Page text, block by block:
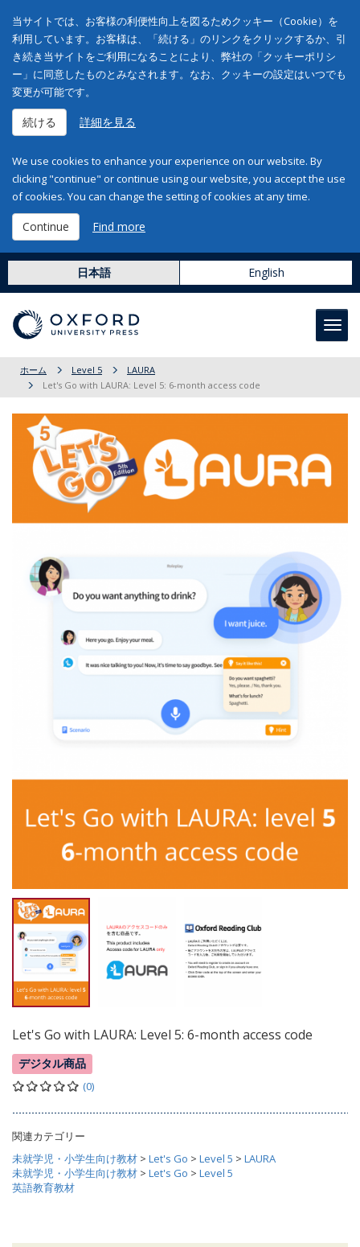
当サイトでは、お客様の利便性向上を図るためクッキー（Cookie）を
利用しています。お客様は、「続ける」のリンクをクリックするか、引
き続き当サイトをご利用になることにより、弊社の「クッキーポリシ
ー」に同意したものとみなされます。なお、クッキーの設定はいつでも
変更が可能です。
続ける 詳細を見る
We use cookies to enhance your experience on our website. By
clicking "continue" or continue using our website, you accept the use
of cookies. You can change the setting of cookies at any time.
Continue Find more
日本語 English
ホーム Level 5
LAURA
Let's Go with LAURA: Level 5: 6-month access code
Let's Go with LAURA: Level 5: 6-month access code
デジタル商品
(0)
関連カテゴリー
未就学児・小学生向け教材 > Let's Go > Level 5 > LAURA
未就学児・小学生向け教材 > Let's Go > Level 5
英語教育教材